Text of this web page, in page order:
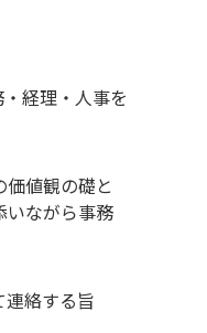
経理・人事を
値観の礎と
いながら事務
絡する旨